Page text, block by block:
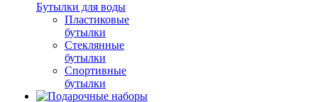
Бутылки для воды
Пластиковые
бутылки
Стеклянные
бутылки
Спортивные
бутылки